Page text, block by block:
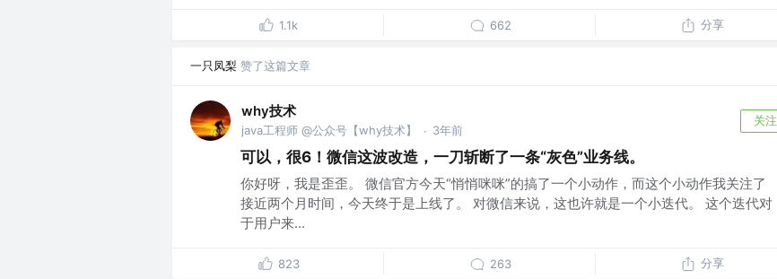
1.1k 662 分享
一只凤梨 赞了这篇文章
why技术
java工程师 @公众号【why技术】 · 3年前
关注
可以，很6！微信这波改造，一刀斩断了一条“灰色”业务线。
你好呀，我是歪歪。 微信官方今天“悄悄咪咪”的搞了一个小动作，而这个小动作我关注了
接近两个月时间，今天终于是上线了。 对微信来说，这也许就是一个小迭代。 这个迭代对
于用户来...
823 263 分享